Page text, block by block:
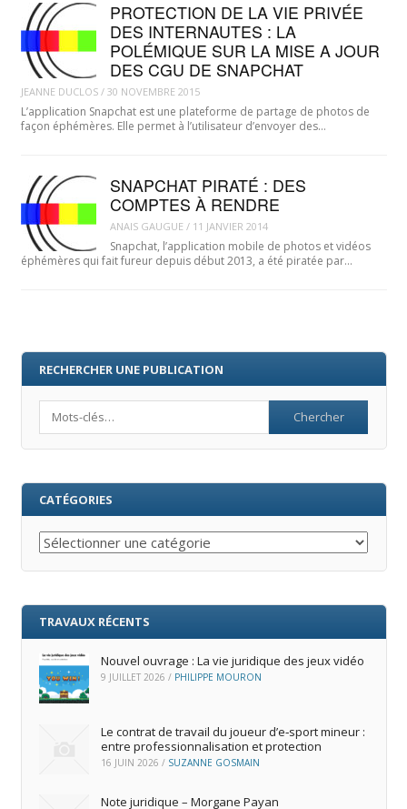
PROTECTION DE LA VIE PRIVÉE
DES INTERNAUTES : LA
POLÉMIQUE SUR LA MISE A JOUR
DES CGU DE SNAPCHAT
JEANNE DUCLOS/ 30 NOVEMBRE 2015
L’application Snapchat est une plateforme de partage de photos de
façon éphémères. Elle permet à l’utilisateur d’envoyer des…
SNAPCHAT PIRATÉ : DES
COMPTES À RENDRE
ANAIS GAUGUE / 11 JANVIER 2014
Snapchat, l’application mobile de photos et vidéos
éphémères qui fait fureur depuis début 2013, a été piratée par…
RECHERCHER UNE PUBLICATION
CATÉGORIES
Catégories
TRAVAUX RÉCENTS
Nouvel ouvrage : La vie juridique des jeux vidéo
9 JUILLET 2026 / PHILIPPE MOURON
Le contrat de travail du joueur d’e‑sport mineur :
entre professionnalisation et protection
16 JUIN 2026 / SUZANNE GOSMAIN
Note juridique – Morgane Payan